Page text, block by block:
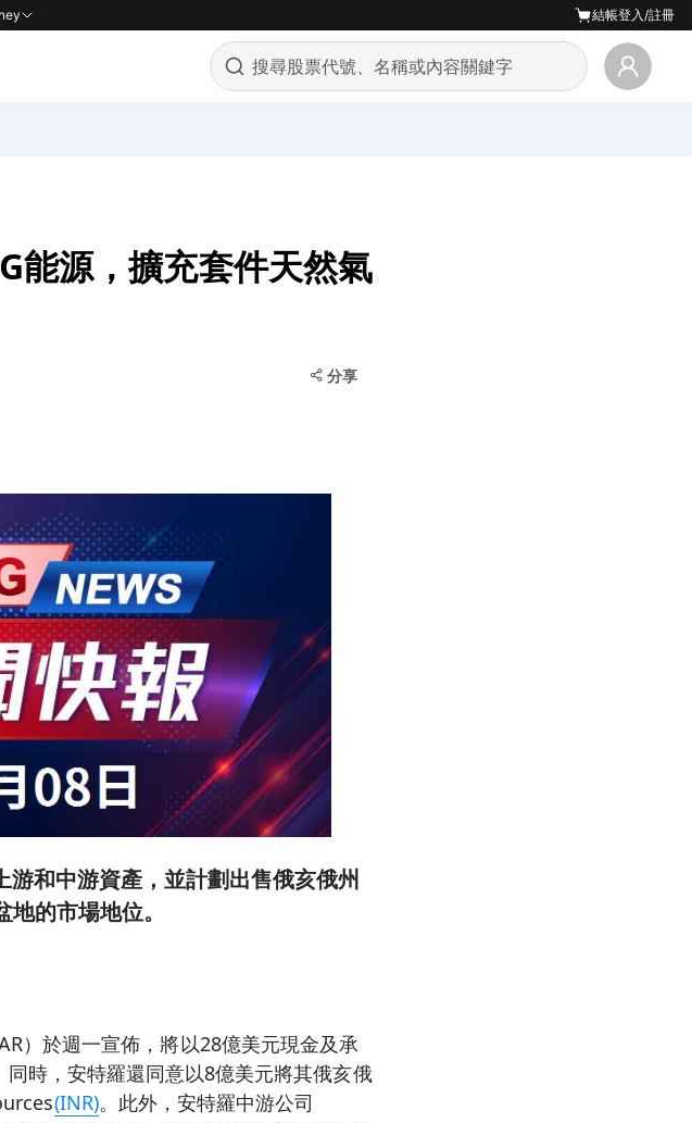
結帳登入/註冊
能源，擴充套件天然氣
分享
和中游資產，並計劃出售俄亥俄州
的市場地位。
）於週一宣佈，將以28億美元現金及承
時，安特羅還同意以8億美元將其俄亥俄
(INR)。此外，安特羅中游公司